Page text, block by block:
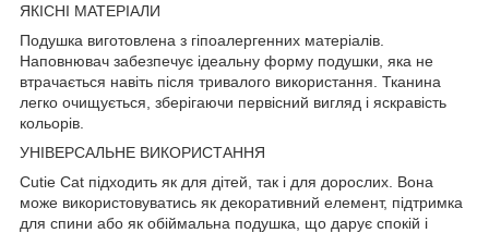
ЯКІСНІ МАТЕРІАЛИ
Подушка виготовлена з гіпоалергенних матеріалів.
Наповнювач забезпечує ідеальну форму подушки, яка не
втрачається навіть після тривалого використання. Тканина
легко очищується, зберігаючи первісний вигляд і яскравість
кольорів.
УНІВЕРСАЛЬНЕ ВИКОРИСТАННЯ
Cutie Cat підходить як для дітей, так і для дорослих. Вона
може використовуватись як декоративний елемент, підтримка
для спини або як обіймальна подушка, що дарує спокій і